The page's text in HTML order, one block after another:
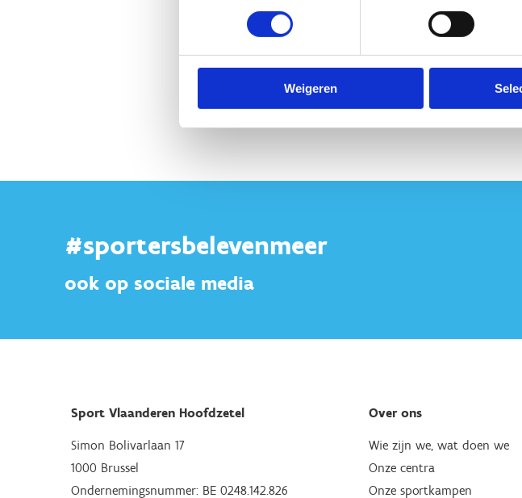
Weigeren
#sportersbelevenmeer
ook op sociale media
Sport Vlaanderen Hoofdzetel
Simon Bolivarlaan 17
1000 Brussel
Ondernemingsnummer: BE 0248.142.826
Over ons
Wie zijn we, wat doen we
Onze centra
Onze sportkampen